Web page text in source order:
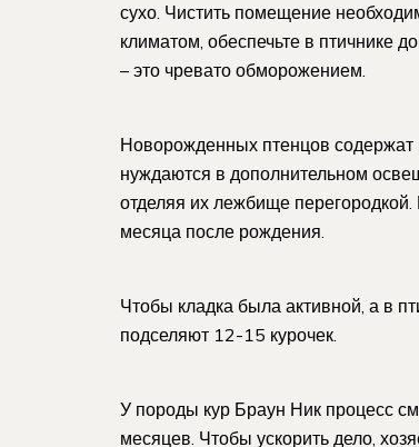
сухо. Чистить помещение
климатом, обеспечьте в птичнике
– это чревато обморожением.
Новорожденных птенцов содержат
нуждаются в дополнительном
отделяя их лежбище
месяца после рождения.
Чтобы кладка была активной, а в
подселяют 12-15 курочек.
У породы кур Браун Ник процесс
месяцев. Чтобы ускорить дело,